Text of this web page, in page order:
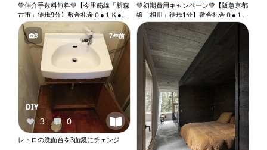
💚仲介手数料無料💚【今里筋線「新森
古市」徒歩9分】敷金礼金０●１Ｋ●バ
ストイレ別●室内洗濯機置き場●エア
コン●収納●バルコニー●オートロック
『X057』
3 7年前
3 0
レトロの洗面台を3面鏡にチェンジ
DIY
💚初期費用キャンペーン💚【阪急京都
線「相川」徒歩1分】敷金礼金０●１
Ｋ●ロフト●角部屋●ネット無料●２口
ガスコンロ●バストイレ別●ウォシュ
レット●独立洗面台●室内洗濯機置き
場●プロパンガス『X116』